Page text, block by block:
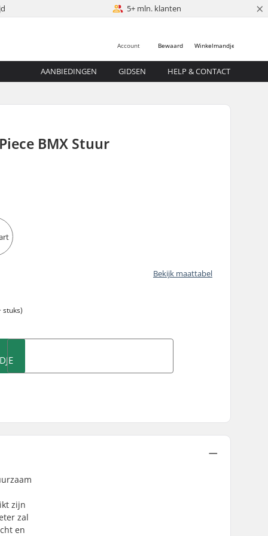
5+ mln. klanten ×
Winkelmandje
Bewaard
Account
AANBIEDINGEN GIDSEN HELP & CONTACT
BMX Stuur
Bekijk maattabel
stuks)
zijn
zal
en